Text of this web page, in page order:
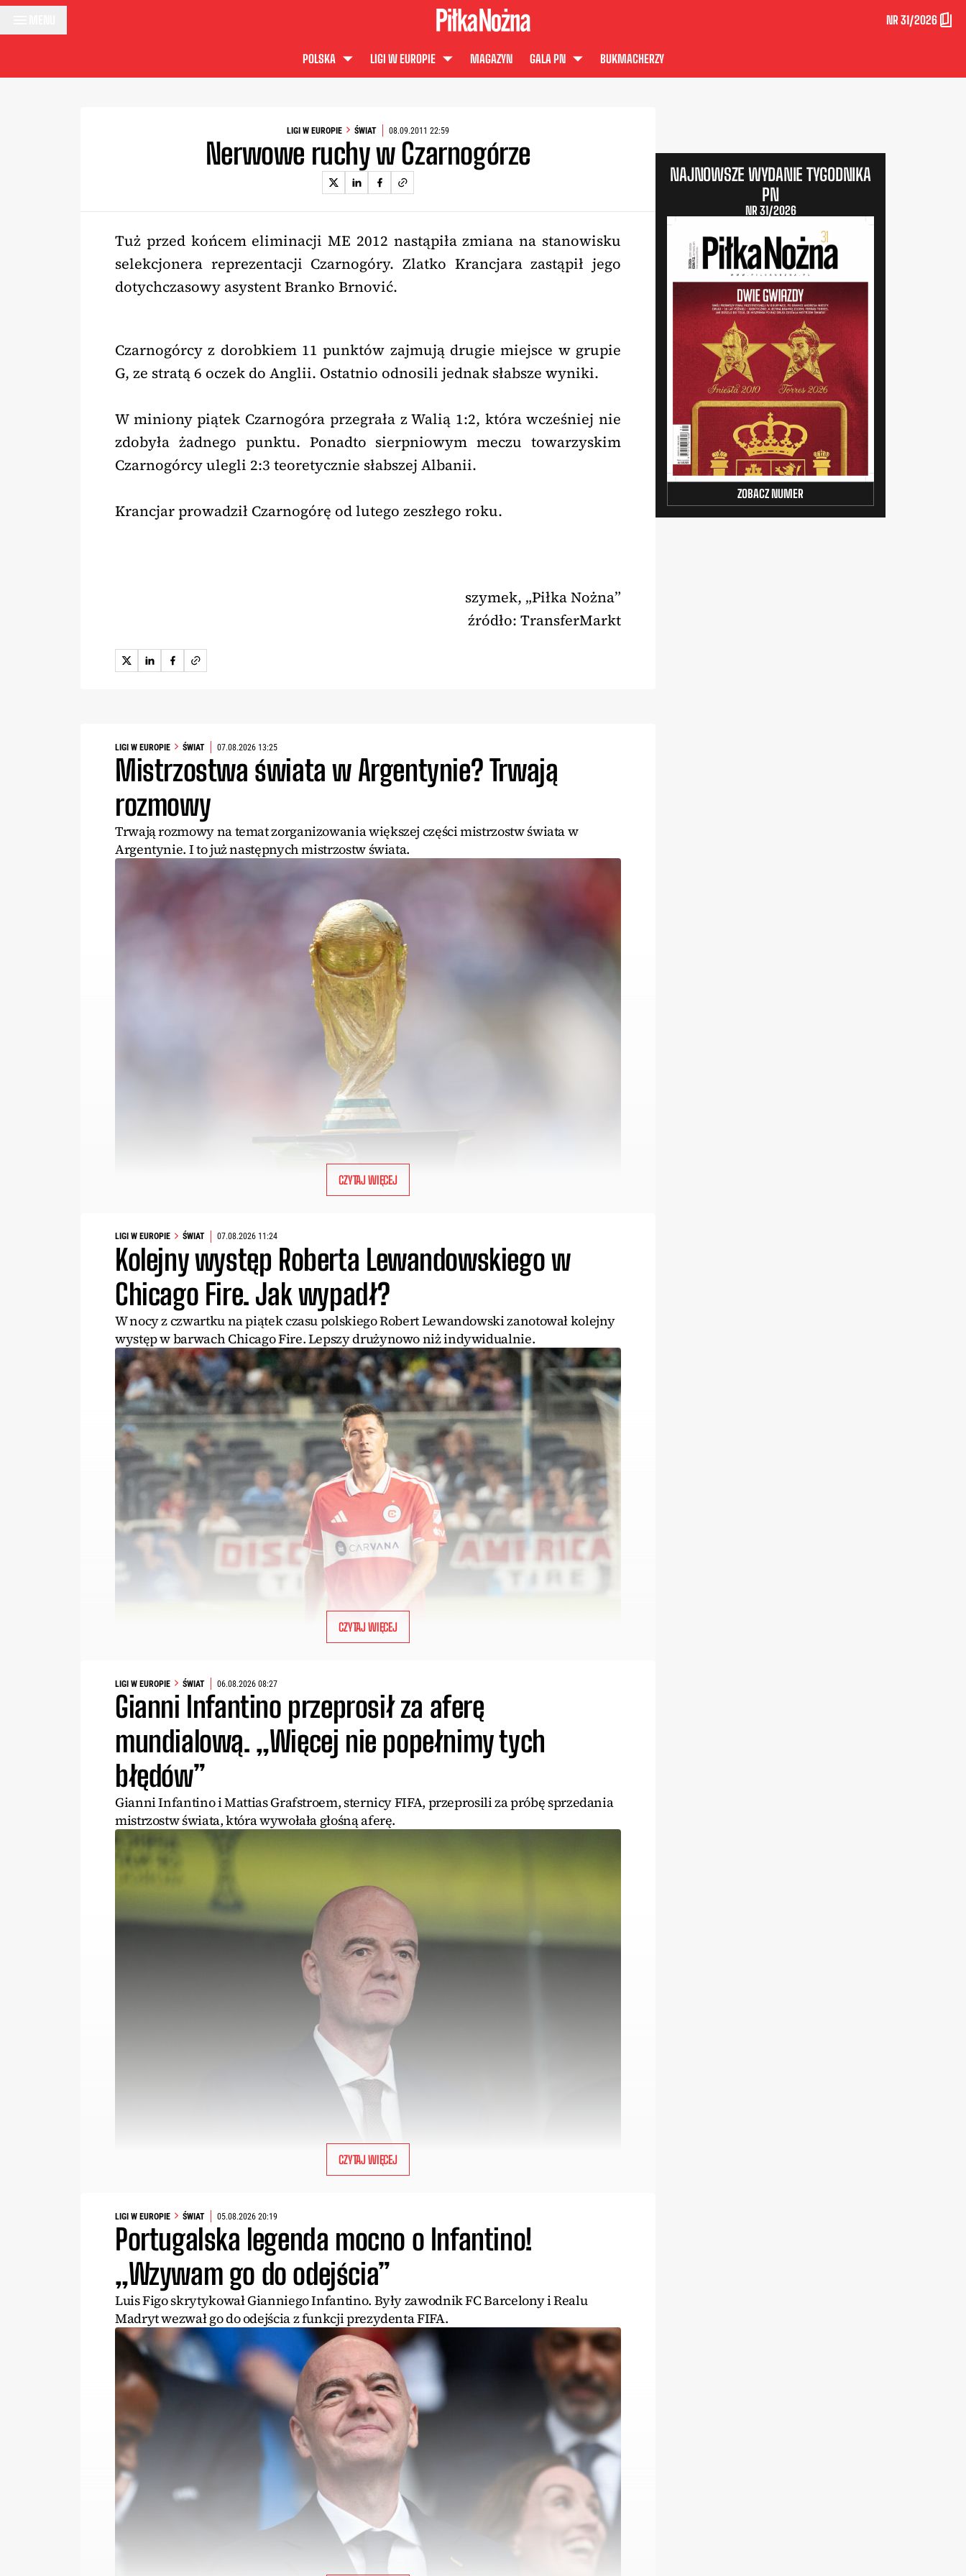
Przejdź do treści
NR 31/2026
POLSKA LIGI W EUROPIE MAGAZYN GALA PN BUKMACHERZY
LIGI W EUROPIE ŚWIAT 08.09.2011 22:59
Nerwowe ruchy w Czarnogórze
Tuż przed końcem eliminacji ME 2012 nastąpiła zmiana na stanowisku
selekcjonera reprezentacji Czarnogóry. Zlatko Krancjara zastąpił jego
dotychczasowy asystent Branko Brnović.
Czarnogórcy z dorobkiem 11 punktów zajmują drugie miejsce w grupie
G, ze stratą 6 oczek do Anglii. Ostatnio odnosili jednak słabsze wyniki.
W miniony piątek Czarnogóra przegrała z Walią 1:2, która wcześniej nie
zdobyła żadnego punktu. Ponadto sierpniowym meczu towarzyskim
Czarnogórcy ulegli 2:3 teoretycznie słabszej Albanii.
Krancjar prowadził Czarnogórę od lutego zeszłego roku.
szymek, „Piłka Nożna”
źródło: TransferMarkt
NAJNOWSZE WYDANIE TYGODNIKA
PN
NR 31/2026
ZOBACZ NUMER
LIGI W EUROPIE ŚWIAT 07.08.2026 13:25
Mistrzostwa świata w Argentynie? Trwają
rozmowy
Trwają rozmowy na temat zorganizowania większej części mistrzostw świata w
Argentynie. I to już następnych mistrzostw świata.
CZYTAJ WIĘCEJ
LIGI W EUROPIE ŚWIAT 07.08.2026 11:24
Kolejny występ Roberta Lewandowskiego w
Chicago Fire. Jak wypadł?
W nocy z czwartku na piątek czasu polskiego Robert Lewandowski zanotował kolejny
występ w barwach Chicago Fire. Lepszy drużynowo niż indywidualnie.
CZYTAJ WIĘCEJ
LIGI W EUROPIE ŚWIAT 06.08.2026 08:27
Gianni Infantino przeprosił za aferę
mundialową. „Więcej nie popełnimy tych
błędów”
Gianni Infantino i Mattias Grafstroem, sternicy FIFA, przeprosili za próbę sprzedania
mistrzostw świata, która wywołała głośną aferę.
CZYTAJ WIĘCEJ
LIGI W EUROPIE ŚWIAT 05.08.2026 20:19
Portugalska legenda mocno o Infantino!
„Wzywam go do odejścia”
Luis Figo skrytykował Gianniego Infantino. Były zawodnik FC Barcelony i Realu
Madryt wezwał go do odejścia z funkcji prezydenta FIFA.